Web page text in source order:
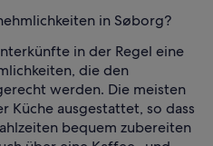
in Søborg?
in der Regel eine
die den
werden. Die meisten
Küche ausgestattet, so dass
bequem zubereiten